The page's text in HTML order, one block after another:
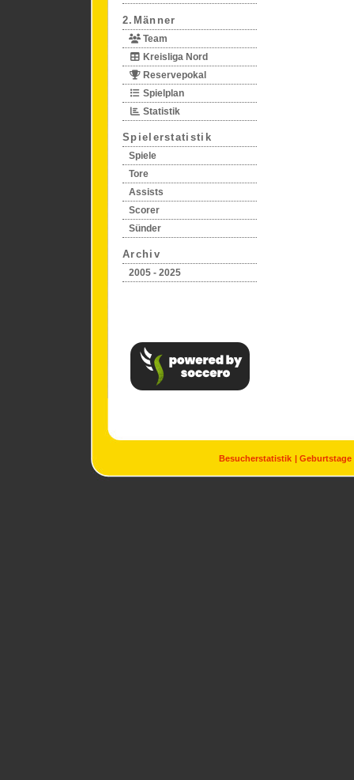
2.Männer
Team
Kreisliga Nord
Reservepokal
Spielplan
Statistik
Spielerstatistik
Spiele
Tore
Assists
Scorer
Sünder
Archiv
2005 - 2025
Besucherstatistik Geburtstage